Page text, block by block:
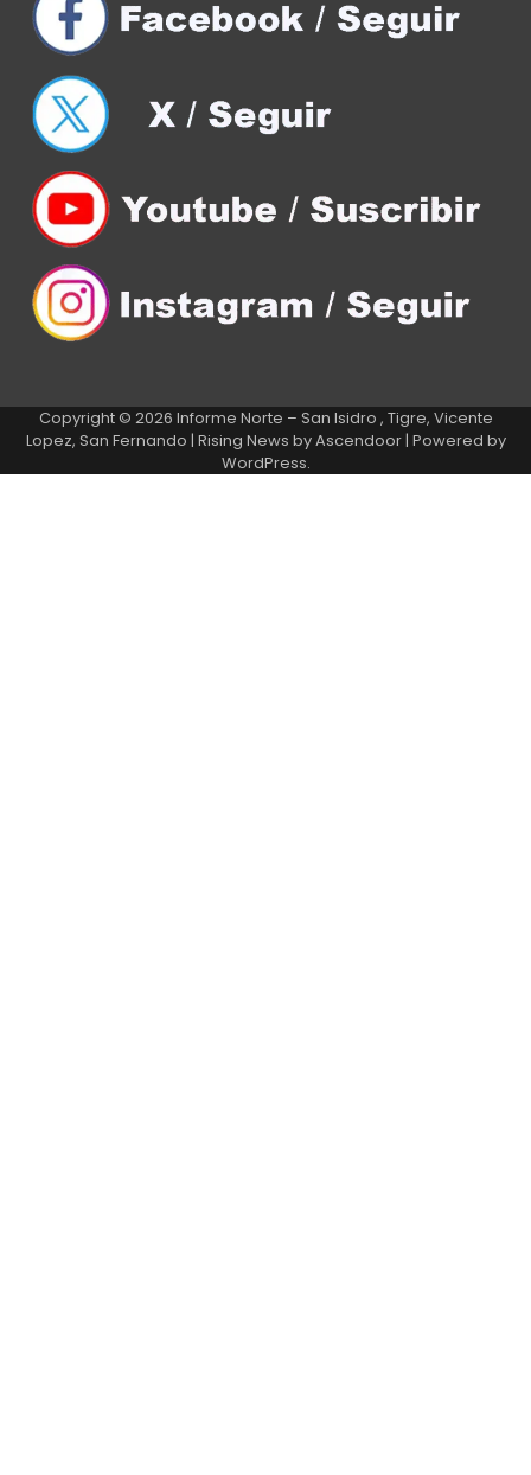
Copyright © 2026 Informe Norte – San Isidro , Tigre, Vicente
Lopez, San Fernando | Rising News byAscendoor| Powered by
WordPress.